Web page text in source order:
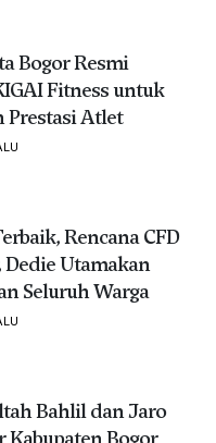
Bogor Resmi
Fitness untuk
Atlet
Rencana CFD
Dedie Utamakan
Seluruh Warga
Bahlil dan Jaro